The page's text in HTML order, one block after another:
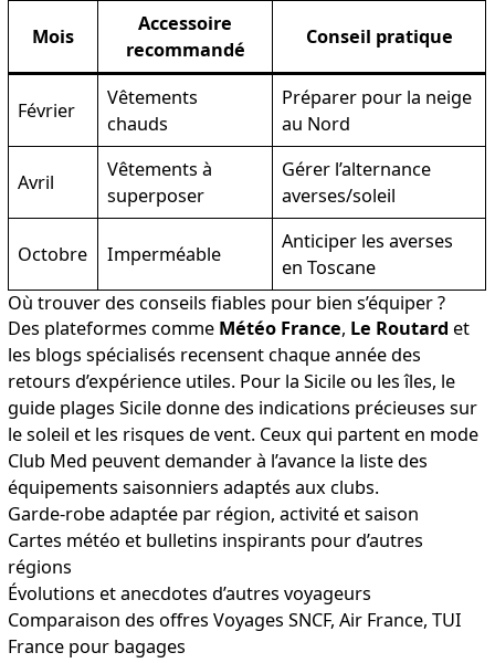
Mois
Accessoire
recommandé
Conseil pratique
Février
Vêtements
chauds
Préparer pour la neige
au Nord
Avril
Vêtements à
superposer
Gérer l’alternance
averses/soleil
Octobre Imperméable
Anticiper les averses
en Toscane
Où trouver des conseils fiables pour bien s’équiper ?
Des plateformes comme Météo France, Le Routard et
les blogs spécialisés recensent chaque année des
retours d’expérience utiles. Pour la Sicile ou les îles, le
guide plages Siciledonne des indications précieuses sur
le soleil et les risques de vent. Ceux qui partent en mode
Club Med peuvent demander à l’avance la liste des
équipements saisonniers adaptés aux clubs.
Garde-robe adaptée par région, activité et saison
Cartes météo et bulletins inspirants pour d’autres
régions
Évolutions et anecdotes d’autres voyageurs
Comparaison des offres Voyages SNCF, Air France, TUI
France pour bagages